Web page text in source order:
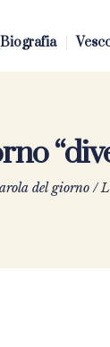
Biografia
del giorno /